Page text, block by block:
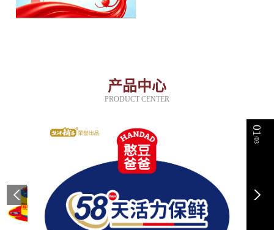
产品中心
PRODUCT CENTER
01
/03